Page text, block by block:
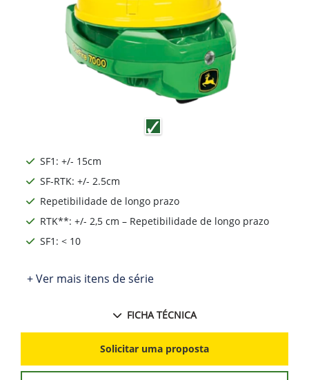
SF1: +/- 15cm
SF-RTK: +/- 2.5cm
Repetibilidade de longo prazo
RTK**: +/- 2,5 cm – Repetibilidade de longo prazo
SF1: < 10
+ Ver mais itens de série
FICHA TÉCNICA
Solicitar uma proposta